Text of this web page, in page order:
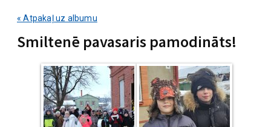
« Atpakaļ uz albumu
Smiltenē pavasaris pamodināts!